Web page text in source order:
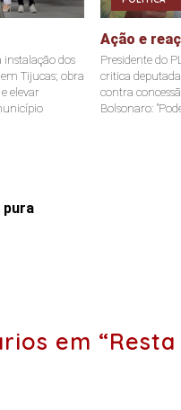
dos
Tijucas; obra
elevar
Ação e
Presidente do
critica
contra
Bolsonaro:
pura
em